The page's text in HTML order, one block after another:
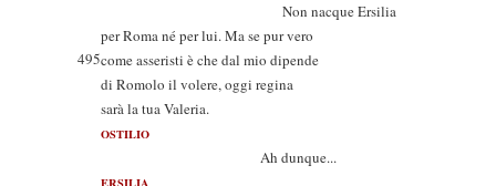
Non nacque Ersilia
per Roma né per lui. Ma se pur vero
495come asseristi è che dal mio dipende
di Romolo il volere, oggi regina
sarà la tua Valeria.
OSTILIO
Ah dunque...